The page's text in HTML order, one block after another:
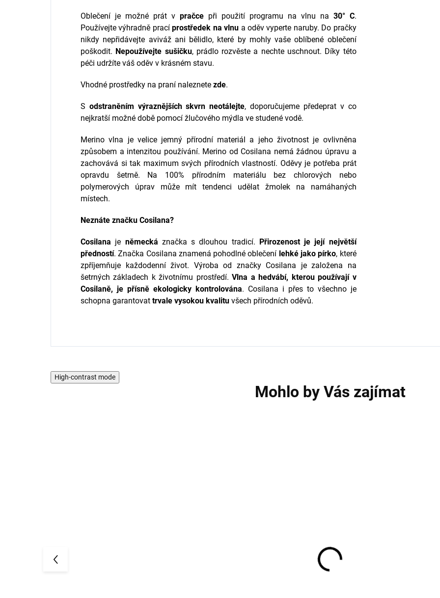
Oblečení je možné prát v pračcepři použití programu na vlnu na 30° C.
Používejte výhradně pracíprostředek na vlnu a oděv vyperte naruby. Do pračky
nikdy nepřidávejte aviváž ani bělidlo, které by mohly vaše oblíbené oblečení
poškodit. Nepoužívejte sušičku, prádlo rozvěste a nechte uschnout. Díky této
péči udržíte váš oděv v krásném stavu.
Vhodné prostředky na praní naleznete zde.
S odstraněním výraznějších skvrn neotálejte, doporučujeme předeprat v co
nejkratší možné době pomocí žlučového mýdla ve studené vodě.
Merino vlna je velice jemný přírodní materiál a jeho životnost je ovlivněna
způsobem a intenzitou používání. Merino od Cosilana nemá žádnou úpravu a
zachovává si tak maximum svých přírodních vlastností. Oděvy je potřeba prát
opravdu šetrně. Na 100% přírodním materiálu bez chlorových nebo
polymerových úprav může mít tendenci udělat žmolek na namáhaných
místech.
Neznáte značku Cosilana?
Cosilana je německá značka s dlouhou tradicí. Přirozenost je její největší
předností. Značka Cosilana znamená pohodlné oblečení lehké jako pírko, které
zpříjemňuje každodenní život. Výroba od značky Cosilana je založena na
šetrných základech k životnímu prostředí.Vlna a hedvábí, kterou používají v
Cosilaně, je přísně ekologicky kontrolována. Cosilana i přes to všechno je
schopna garantovat trvale vysokou kvalitu všech přírodních oděvů.
High-contrast mode
Mohlo by Vás zajímat